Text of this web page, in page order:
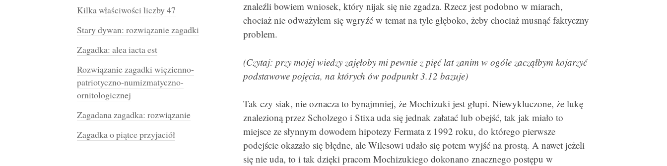
znaleźli bowiem wniosek, który nijak się nie zgadza. Rzecz jest podobno w miarach,
chociaż nie odważyłem się wgryźć w temat na tyle głęboko, żeby chociaż musnąć faktyczny
problem.
(Czytaj: przy mojej wiedzy zajęłoby mi pewnie z pięć lat zanim w ogóle zacząłbym kojarzyć
podstawowe pojęcia, na których ów podpunkt 3.12 bazuje)
Tak czy siak, nie oznacza to bynajmniej, że Mochizuki jest głupi. Niewykluczone, że lukę
znalezioną przez Scholzego i Stixa uda się jednak załatać lub obejść, tak jak miało to
miejsce ze słynnym dowodem hipotezy Fermata z 1992 roku, do którego pierwsze
podejście okazało się błędne, ale Wilesowi udało się potem wyjść na prostą. A nawet jeżeli
się nie uda, to i tak dzięki pracom Mochizukiego dokonano znacznego postępu w
Kilka właściwości liczby 47
Stary dywan: rozwiązanie zagadki
Zagadka: alea iacta est
Rozwiązanie zagadki więzienno-
patriotyczno-numizmatyczno-
ornitologicznej
Zagadana zagadka: rozwiązanie
Zagadka o piątce przyjaciół